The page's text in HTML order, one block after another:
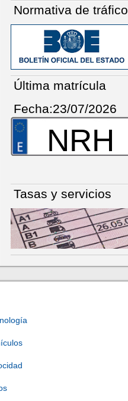
Normativa de tráfico
Última matrícula
Fecha:23/07/2026
NRH
Tasas y servicios